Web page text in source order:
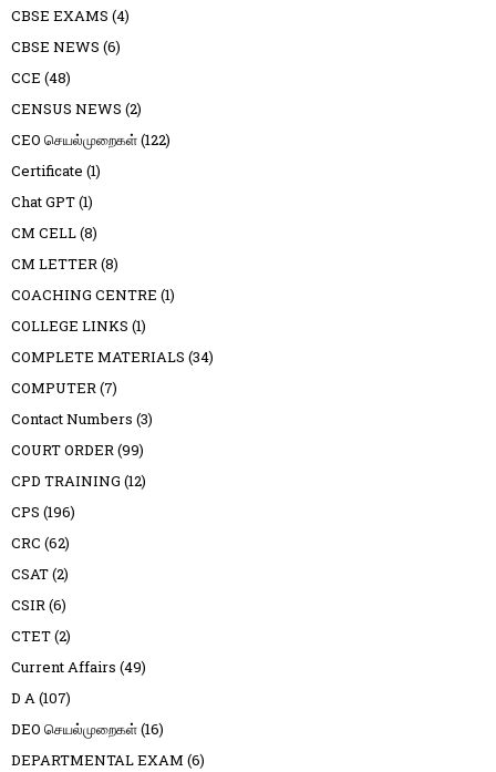
CBSE EXAMS (4)
CBSE NEWS (6)
CCE (48)
CENSUS NEWS (2)
CEO செயல்முறைகள்(122)
Certificate (1)
Chat GPT(1)
CM CELL(8)
CM LETTER(8)
COACHING CENTRE (1)
COLLEGE LINKS (1)
COMPLETE MATERIALS (34)
COMPUTER(7)
Contact Numbers (3)
COURT ORDER(99)
CPD TRAINING (12)
CPS (196)
CRC (62)
CSAT(2)
CSIR(6)
CTET(2)
Current Affairs (49)
D A(107)
DEO செயல்முறைகள்(16)
DEPARTMENTAL EXAM (6)